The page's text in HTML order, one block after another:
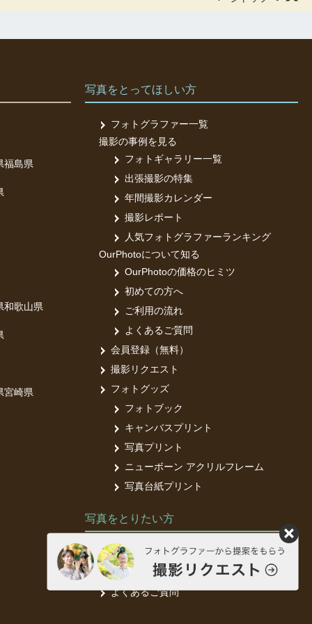
福島県
和歌山県
宮崎県
写真をとってほしい方
フォトグラファー一覧
撮影の事例を見る
フォトギャラリー一覧
出張撮影の特集
年間撮影カレンダー
撮影レポート
人気フォトグラファーランキング
OurPhotoについて知る
OurPhotoの価格のヒミツ
初めての方へ
ご利用の流れ
よくあるご質問
会員登録（無料）
撮影リクエスト
フォトグッズ
フォトブック
キャンバスプリント
写真プリント
ニューボーン アクリルフレーム
写真台紙プリント
写真をとりたい方
フォトグラファー募集中
フォトグラファー登録（無料）
よくあるご質問